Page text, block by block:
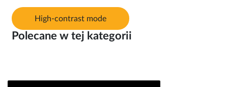
High-contrast mode
Polecane w tej kategorii